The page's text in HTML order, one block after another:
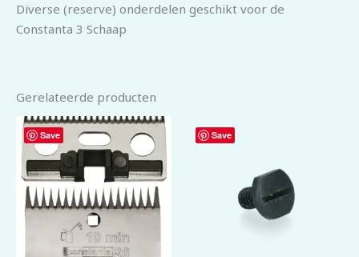
Diverse (reserve) onderdelen geschikt voor de
Constanta 3 Schaap
Gerelateerde producten
Save Save